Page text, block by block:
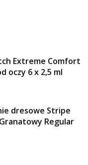
Extreme Comfort
oczy 6 x 2,5 ml
dresowe Stripe
Regular